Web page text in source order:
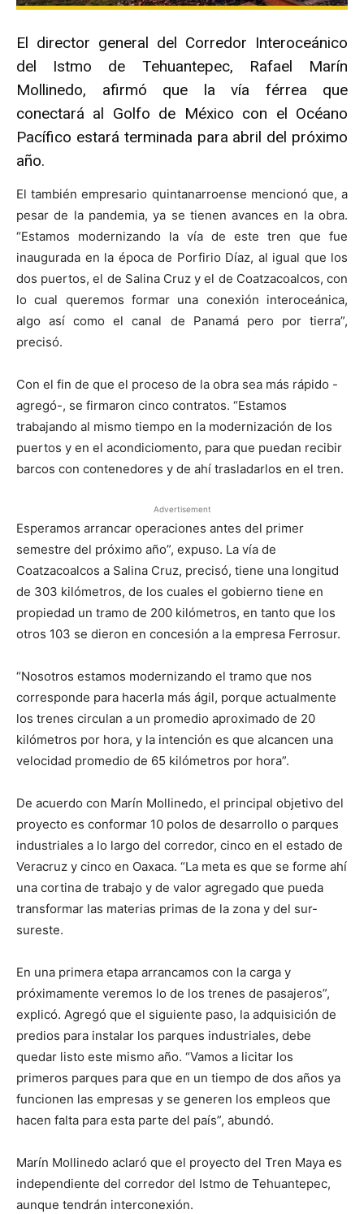
El director general del Corredor Interoceánico
del Istmo de Tehuantepec, Rafael Marín
Mollinedo, afirmó que la vía férrea que
conectará al Golfo de México con el Océano
Pacífico estará terminada para abril del próximo
año.
El también empresario quintanarroense mencionó que, a
pesar de la pandemia, ya se tienen avances en la obra.
“Estamos modernizando la vía de este tren que fue
inaugurada en la época de Porfirio Díaz, al igual que los
dos puertos, el de Salina Cruz y el de Coatzacoalcos, con
lo cual queremos formar una conexión interoceánica,
algo así como el canal de Panamá pero por tierra”,
precisó.
Con el fin de que el proceso de la obra sea más rápido -
agregó-, se firmaron cinco contratos. “Estamos
trabajando al mismo tiempo en la modernización de los
puertos y en el acondiciomento, para que puedan recibir
barcos con contenedores y de ahí trasladarlos en el tren.
Advertisement
Esperamos arrancar operaciones antes del primer
semestre del próximo año”, expuso. La vía de
Coatzacoalcos a Salina Cruz, precisó, tiene una longitud
de 303 kilómetros, de los cuales el gobierno tiene en
propiedad un tramo de 200 kilómetros, en tanto que los
otros 103 se dieron en concesión a la empresa Ferrosur.
“Nosotros estamos modernizando el tramo que nos
corresponde para hacerla más ágil, porque actualmente
los trenes circulan a un promedio aproximado de 20
kilómetros por hora, y la intención es que alcancen una
velocidad promedio de 65 kilómetros por hora”.
De acuerdo con Marín Mollinedo, el principal objetivo del
proyecto es conformar 10 polos de desarrollo o parques
industriales a lo largo del corredor, cinco en el estado de
Veracruz y cinco en Oaxaca. “La meta es que se forme ahí
una cortina de trabajo y de valor agregado que pueda
transformar las materias primas de la zona y del sur-
sureste.
En una primera etapa arrancamos con la carga y
próximamente veremos lo de los trenes de pasajeros”,
explicó. Agregó que el siguiente paso, la adquisición de
predios para instalar los parques industriales, debe
quedar listo este mismo año. “Vamos a licitar los
primeros parques para que en un tiempo de dos años ya
funcionen las empresas y se generen los empleos que
hacen falta para esta parte del país”, abundó.
Marín Mollinedo aclaró que el proyecto del Tren Maya es
independiente del corredor del Istmo de Tehuantepec,
aunque tendrán interconexión.